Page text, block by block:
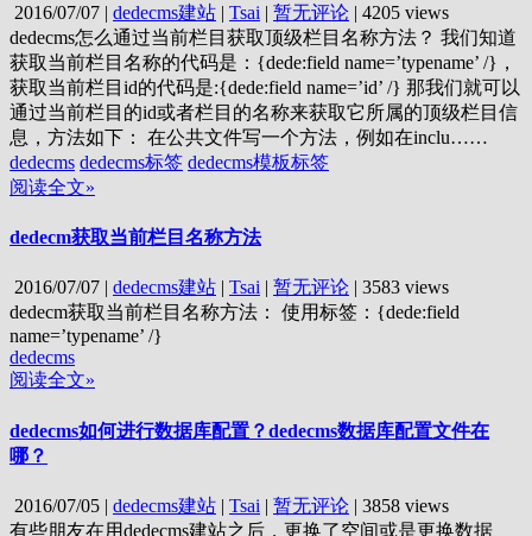
2016/07/07 | dedecms建站 | Tsai | 暂无评论 | 4205 views
dedecms怎么通过当前栏目获取顶级栏目名称方法？ 我们知道
获取当前栏目名称的代码是：{dede:field name=’typename’ /}，
获取当前栏目id的代码是:{dede:field name=’id’ /} 那我们就可以
通过当前栏目的id或者栏目的名称来获取它所属的顶级栏目信
息，方法如下： 在公共文件写一个方法，例如在inclu……
dedecms dedecms标签 dedecms模板标签
阅读全文»
dedecm获取当前栏目名称方法
2016/07/07 | dedecms建站 | Tsai | 暂无评论 | 3583 views
dedecm获取当前栏目名称方法： 使用标签：{dede:field
name=’typename’ /}
dedecms
阅读全文»
dedecms如何进行数据库配置？dedecms数据库配置文件在
哪？
2016/07/05 | dedecms建站 | Tsai | 暂无评论 | 3858 views
有些朋友在用dedecms建站之后，更换了空间或是更换数据